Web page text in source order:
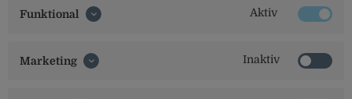
Funktional Aktiv
Marketing Inaktiv